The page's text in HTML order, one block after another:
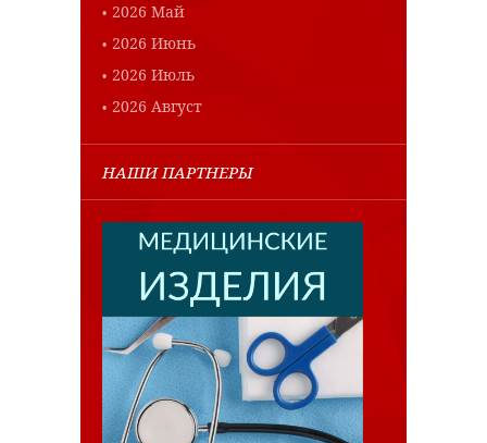
2026 Май
2026 Июнь
2026 Июль
2026 Август
НАШИ ПАРТНЕРЫ